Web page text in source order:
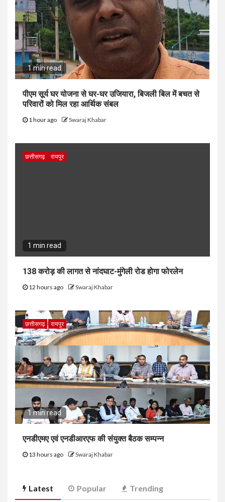
1 min read
पीएम सूर्य घर योजना से घर-घर उजियारा, बिजली बिल में बचत से
परिवारों को मिल रहा आर्थिक संबल
1 hour ago Swaraj Khabar
छत्तीसगढ़ रायपुर
1 min read
138 करोड़ की लागत से नांदघाट-मुंगेली रोड होगा फोरलेन
12 hours ago Swaraj Khabar
छत्तीसगढ़ रायपुर
1 min read
एनडीएमए एवं एनडीआरएफ की संयुक्त बैठक सम्पन्न
13 hours ago Swaraj Khabar
Latest Popular Trending